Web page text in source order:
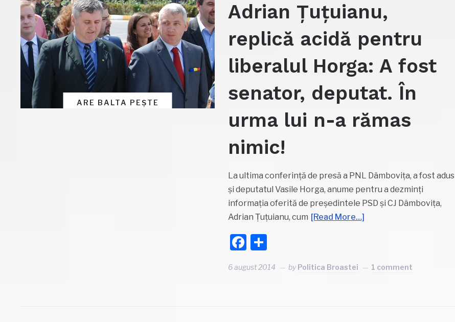
ARE BALTA PEȘTE
Adrian Țuțuianu,
replică acidă pentru
liberalul Horga: A fost
senator, deputat. În
urma lui n-a rămas
nimic!
La ultima conferință de presă a PNL Dâmbovița, a fost adus
și deputatul Vasile Horga, anume pentru a dezminți
informația oferită de președintele PSD și CJ Dâmbovița,
Adrian Țuțuianu, cum [Read More…]
Facebook
6 august 2014 byPolitica Broastei 1 comment